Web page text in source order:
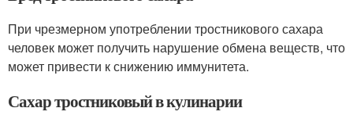
При чрезмерном употреблении тростникового сахара
человек может получить нарушение обмена веществ, что
может привести к снижению иммунитета.
Сахар тростниковый в кулинарии